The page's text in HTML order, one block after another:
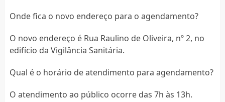
Onde fica o novo endereço para o agendamento?
O novo endereço é Rua Raulino de Oliveira, nº 2, no
edifício da Vigilância Sanitária.
Qual é o horário de atendimento para agendamento?
O atendimento ao público ocorre das 7h às 13h.